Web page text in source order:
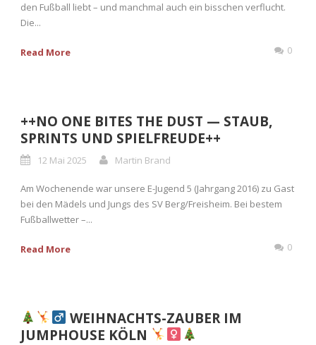
den Fußball liebt – und manchmal auch ein bisschen verflucht.
Die...
Read More 0
++NO ONE BITES THE DUST — STAUB,
SPRINTS UND SPIELFREUDE++
12 Mai 2025 Martin Brand
Am Wochenende war unsere E-Jugend 5 (Jahrgang 2016) zu Gast
bei den Mädels und Jungs des SV Berg/Freisheim. Bei bestem
Fußballwetter –...
Read More 0
WEIHNACHTS-ZAUBER IM
JUMPHOUSE KÖLN